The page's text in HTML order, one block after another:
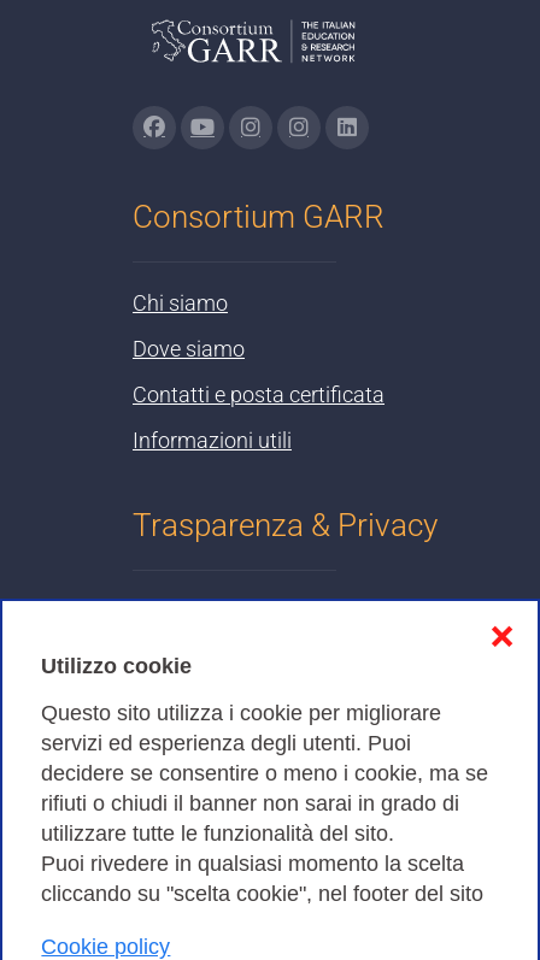
Utilizzo cookie
Questo sito utilizza i cookie per migliorare
servizi ed esperienza degli utenti. Puoi
decidere se consentire o meno i cookie, ma se
rifiuti o chiudi il banner non sarai in grado di
utilizzare tutte le funzionalità del sito.
Puoi rivedere in qualsiasi momento la scelta
cliccando su "scelta cookie", nel footer del sito
Cookie policy
❌
Consortium GARR
Chi siamo
Dove siamo
Contatti e posta certificata
Informazioni utili
Trasparenza & Privacy
Cookies Policy
Amministrazione trasparente
Bandi di Gara
Consortium GARR - Via dei Tizii, 6 - 00185 Roma | Tel.
| CF 97284570583 – PI 07577141000 | Codice